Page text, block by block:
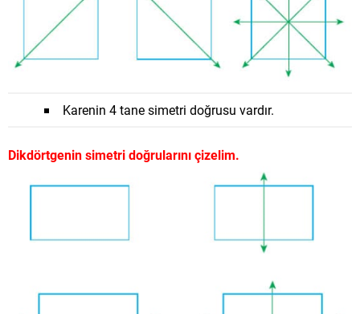
Karenin 4 tane simetri doğrusu vardır.
Dikdörtgenin simetri doğrularını çizelim.